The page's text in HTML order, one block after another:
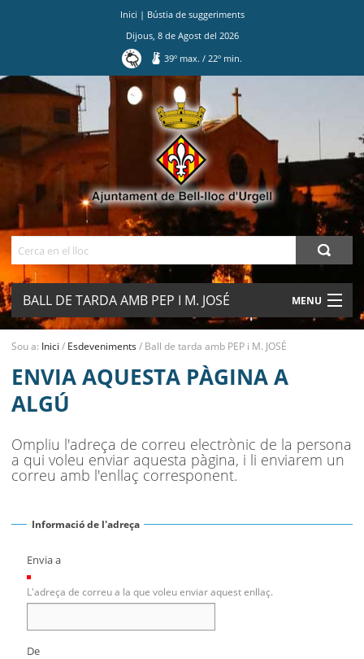
Inici | Bústia de suggeriments
Dijous, 8de Agostdel 2026
39º max./ 22º min.
BALL DE TARDA AMB PEP I M. JOSÉ MENU
MUNICIPI
SEU ELECTRÒNICA
BELL-LLOC SOLUCIONA
Sou a: Inici / Esdeveniments/ Ball de tarda amb PEP i M. JOSÉ
ENVIA AQUESTA PÀGINA A
ALGÚ
Ompliu l'adreça de correu electrònic de la persona
a qui voleu enviar aquesta pàgina, i li enviarem un
correu amb l'enllaç corresponent.
Informació de l'adreça
Envia a
L'adreça de correu a la que voleu enviar aquest enllaç.
De